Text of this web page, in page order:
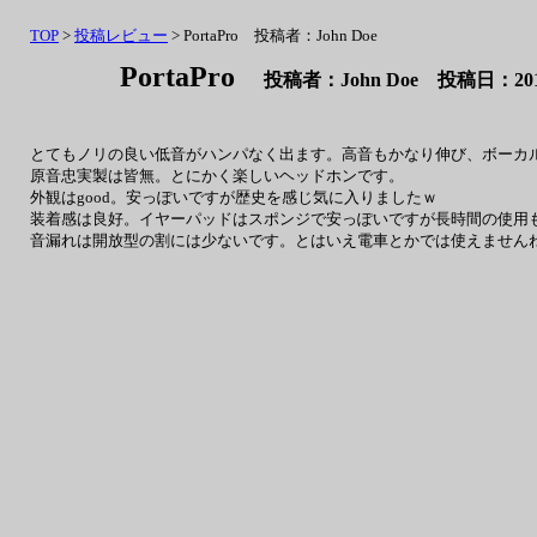
とてもノリの良い低音がハンパなく出ます。高音もかなり伸び、ボーカ
原音忠実製は皆無。とにかく楽しいヘッドホンです。
外観はgood。安っぽいですが歴史を感じ気に入りましたｗ
装着感は良好。イヤーパッドはスポンジで安っぽいですが長時間の使用
音漏れは開放型の割には少ないです。とはいえ電車とかでは使えません
PortaPro 投稿者：John Doe 投稿日：
TOP > 投稿レビュー > PortaPro 投稿者：John Doe